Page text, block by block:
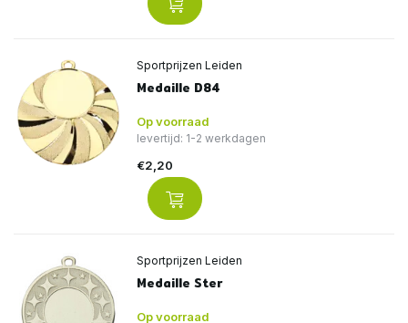
Sportprijzen Leiden
Medaille D84
Op voorraad
levertijd: 1-2 werkdagen
€2,20
Sportprijzen Leiden
Medaille Ster
Op voorraad